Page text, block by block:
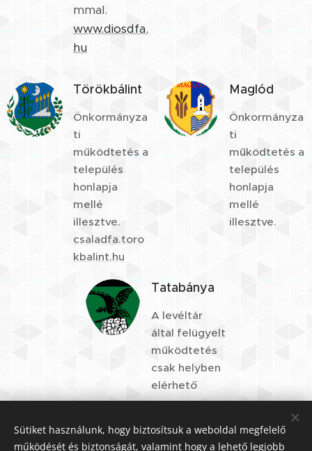
mmal.
www.diosdfa.
hu
Törökbálint
Önkormányza
ti
működtetés a
település
honlapja
mellé
illesztve.
csaladfa.toro
kbalint.hu
Maglód
Önkormányza
ti
működtetés a
település
honlapja
mellé
illesztve.
Tatabánya
A levéltár
által felügyelt
működtetés
csak helyben
elérhető
Sütiket használunk, hogy biztosítsuk a weboldal megfelelő
működését és biztonságát, valamint hogy a lehető legjobb